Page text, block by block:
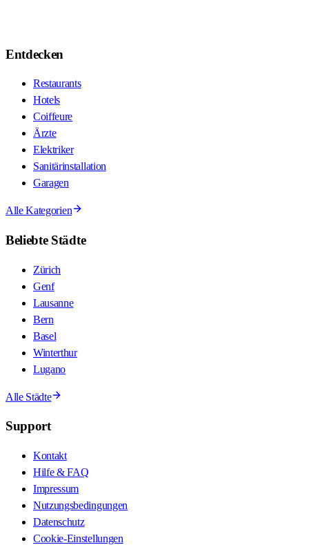
Entdecken
Restaurants
Hotels
Coiffeure
Ärzte
Elektriker
Sanitärinstallation
Garagen
Alle Kategorien
Beliebte Städte
Zürich
Genf
Lausanne
Bern
Basel
Winterthur
Lugano
Alle Städte
Support
Kontakt
Hilfe & FAQ
Impressum
Nutzungsbedingungen
Datenschutz
Cookie-Einstellungen